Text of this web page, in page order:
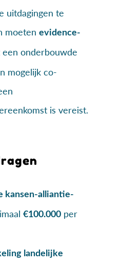
uitdagingen te
moeten evidence-
onderbouwde
mogelijk co-
is vereist.
kansen-alliantie-
€100.000per
landelijke